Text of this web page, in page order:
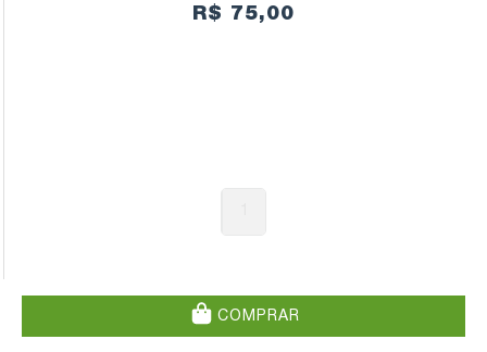
R$ 75,00
COMPRAR